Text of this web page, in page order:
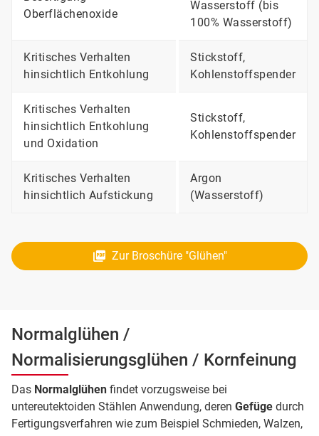
Oberflächenoxide
Wasserstoff (bis
100% Wasserstoff)
Kritisches Verhalten
hinsichtlich Entkohlung
Stickstoff,
Kohlenstoffspender
Kritisches Verhalten
hinsichtlich Entkohlung
und Oxidation
Stickstoff,
Kohlenstoffspender
Kritisches Verhalten
hinsichtlich Aufstickung
Argon
(Wasserstoff)
Zur Broschüre "Glühen"
Normalglühen /
Normalisierungsglühen / Kornfeinung
Das Normalglühen findet vorzugsweise bei
untereutektoiden Stählen Anwendung, deren Gefüge durch
Fertigungsverfahren wie zum Beispiel Schmieden, Walzen,